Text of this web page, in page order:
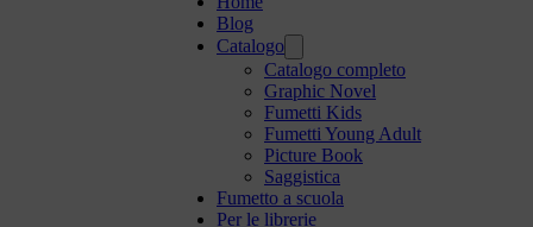
Blog
Catalogo
Catalogo completo
Graphic Novel
Fumetti Kids
Fumetti Young Adult
Picture Book
Saggistica
Fumetto a scuola
Per le librerie